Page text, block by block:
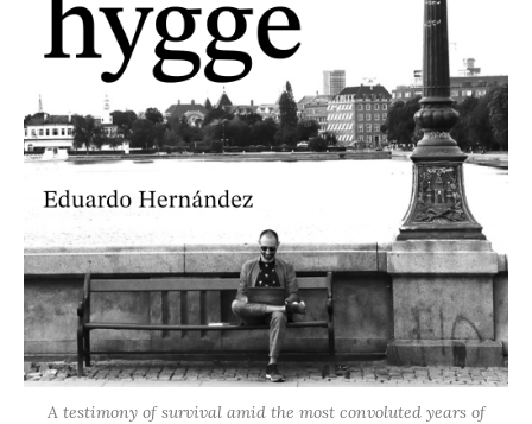
A testimony of survival amid the most convoluted years of